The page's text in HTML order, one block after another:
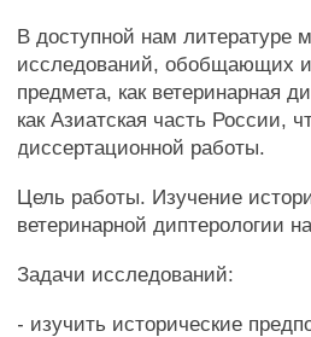
В доступной нам литературе
исследований, обобщающих
предмета, как ветеринарная
как Азиатская часть России,
диссертационной работы.
Цель работы. Изучение
ветеринарной диптерологии
Задачи исследований:
- изучить исторические